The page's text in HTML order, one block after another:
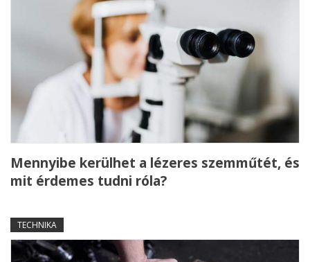
Mennyibe kerülhet a lézeres szemműtét, és
mit érdemes tudni róla?
TECHNIKA